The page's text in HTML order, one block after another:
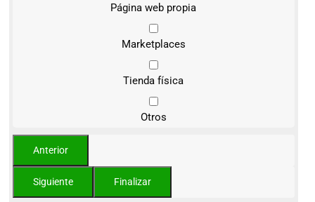
Página web propia
Marketplaces
Tienda física
Otros